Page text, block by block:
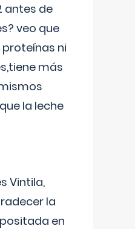
antes de
veo que
ni
más
la leche
Vintila,
la
en